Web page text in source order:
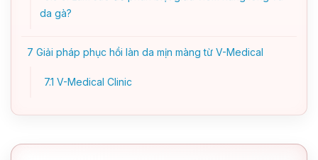
da gà?
7 Giải pháp phục hồi làn da mịn màng từ V-Medical
7.1 V-Medical Clinic